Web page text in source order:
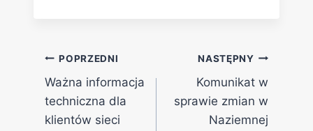
POPRZEDNI
Ważna informacja
techniczna dla
klientów sieci
NASTĘPNY
Komunikat w
sprawie zmian w
Naziemnej